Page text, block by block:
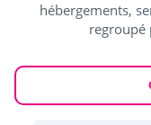
Randonnées
Activités
hébergements,
regroupé